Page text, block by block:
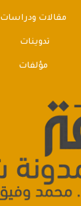
مقالات ودراسات
تدوينات
مؤلفات